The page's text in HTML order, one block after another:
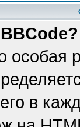
особая
в